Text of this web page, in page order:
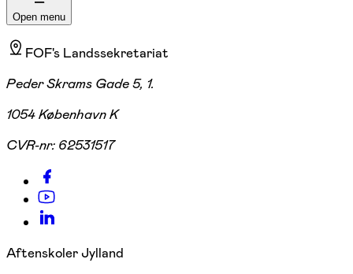
Open menu
FOF's Landssekretariat
Peder Skrams Gade 5, 1.
1054 København K
CVR-nr: 62531517
Aftenskoler Jylland